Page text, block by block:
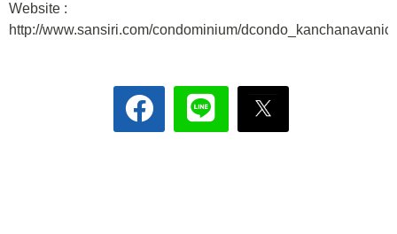
Website :
http://www.sansiri.com/condominium/